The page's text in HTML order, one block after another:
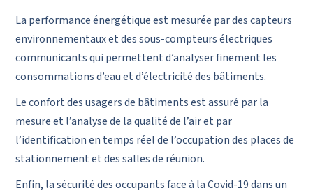
La performance énergétique est mesurée par des capteurs
environnementaux et des sous-compteurs électriques
communicants qui permettent d’analyser finement les
consommations d’eau et d’électricité des bâtiments.
Le confort des usagers de bâtiments est assuré par la
mesure et l’analyse de la qualité de l’air et par
l’identification en temps réel de l’occupation des places de
stationnement et des salles de réunion.
Enfin, la sécurité des occupants face à la Covid-19 dans un